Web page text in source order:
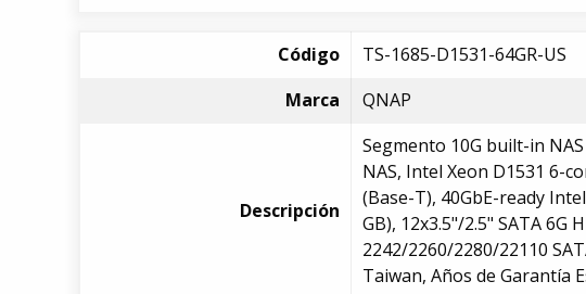
Código
TS-1685-D1531-64GR-US
Marca
QNAP
Descripción
Segmento 10G built-in
NAS, Intel Xeon D1531 6-
(Base-T), 40GbE-ready
GB), 12x3.5"/2.5" SATA 6G
2242/2260/2280/22110
Taiwan, Años de Garantía